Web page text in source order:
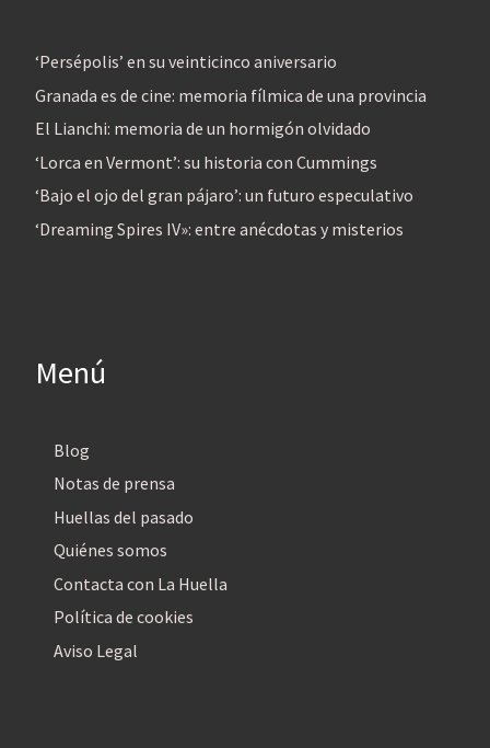
‘Persépolis’ en su veinticinco aniversario
Granada es de cine: memoria fílmica de una provincia
El Lianchi: memoria de un hormigón olvidado
‘Lorca en Vermont’: su historia con Cummings
‘Bajo el ojo del gran pájaro’: un futuro especulativo
‘Dreaming Spires IV»: entre anécdotas y misterios
Menú
Blog
Notas de prensa
Huellas del pasado
Quiénes somos
Contacta con La Huella
Política de cookies
Aviso Legal